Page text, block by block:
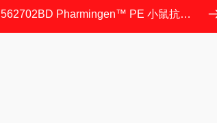
562702BD Pharmingen™ PE 小鼠抗小鼠 CD36